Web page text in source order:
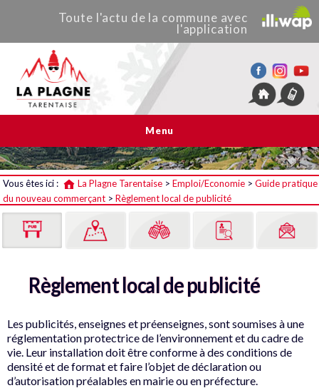
La Plagne Tarentaise
Toute l'actu de la commune avec
l'application
Menu
Vous êtes ici : La Plagne Tarentaise > Emploi/Economie > Guide pratique
du nouveau commerçant > Règlement local de publicité
Règlement local de publicité
Les publicités, enseignes et préenseignes, sont soumises à une
réglementation protectrice de l’environnement et du cadre de
vie. Leur installation doit être conforme à des conditions de
densité et de format et faire l’objet de déclaration ou
d’autorisation préalables en mairie ou en préfecture.